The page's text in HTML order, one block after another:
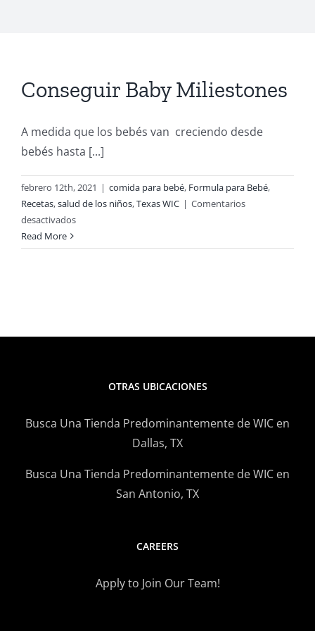
Conseguir Baby Miliestones
A medida que los bebés van creciendo desde
bebés hasta [...]
febrero 12th, 2021 | comida para bebé, Formula para Bebé,
Recetas,salud de los niños,Texas WIC | Comentarios
desactivadosen
Baby
Read More
OTRAS UBICACIONES
Busca Una Tienda Predominantemente de WIC en
Dallas, TX
Busca Una Tienda Predominantemente de WIC en
San Antonio, TX
CAREERS
Apply to Join Our Team!